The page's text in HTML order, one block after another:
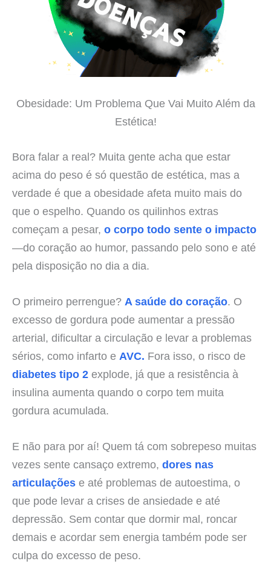
Obesidade: Um Problema Que Vai Muito Além da
Estética!
Bora falar a real? Muita gente acha que estar
acima do peso é só questão de estética, mas a
verdade é que a obesidade afeta muito mais do
que o espelho. Quando os quilinhos extras
começam a pesar, o corpo todo sente o impacto
—do coração ao humor, passando pelo sono e até
pela disposição no dia a dia.
O primeiro perrengue? A saúde do coração. O
excesso de gordura pode aumentar a pressão
arterial, dificultar a circulação e levar a problemas
sérios, como infarto e AVC. Fora isso, o risco de
diabetes tipo 2 explode, já que a resistência à
insulina aumenta quando o corpo tem muita
gordura acumulada.
E não para por aí! Quem tá com sobrepeso muitas
vezes sente cansaço extremo, dores nas
articulações e até problemas de autoestima, o
que pode levar a crises de ansiedade e até
depressão. Sem contar que dormir mal, roncar
demais e acordar sem energia também pode ser
culpa do excesso de peso.